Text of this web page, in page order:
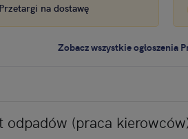
na dostawę
Zobacz wszystkie ogłoszenia
odpadów (praca